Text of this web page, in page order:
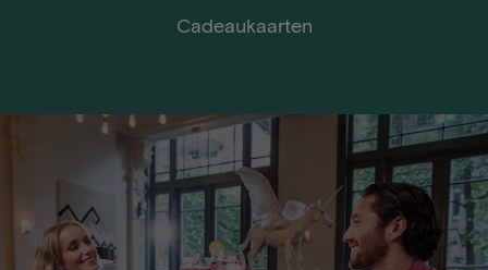
Cadeaukaarten